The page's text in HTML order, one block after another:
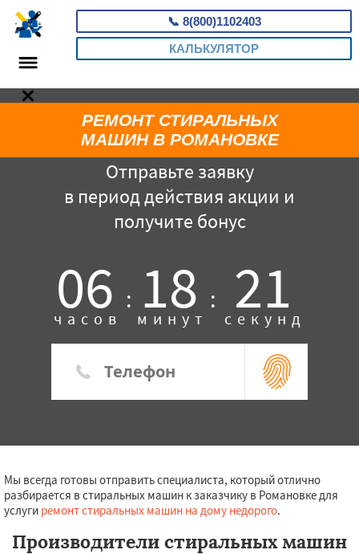
📞 8(800)1102403
КАЛЬКУЛЯТОР
Отправьте заявку
в период действия акции и
получите бонус
06 :
часов 18 :
минут 20
секунд
РЕМОНТ СТИРАЛЬНЫХ
МАШИН В РОМАНОВКЕ
Мы всегда готовы отправить специалиста, который отлично
разбирается в стиральных машин к заказчику в Романовке для
услуги ремонт стиральных машин на дому недорого.
Производители стиральных машин